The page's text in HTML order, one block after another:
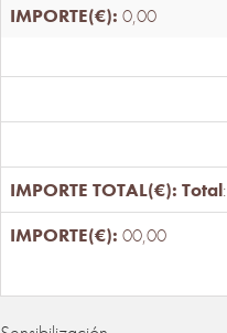
0,00
Total:
00,00